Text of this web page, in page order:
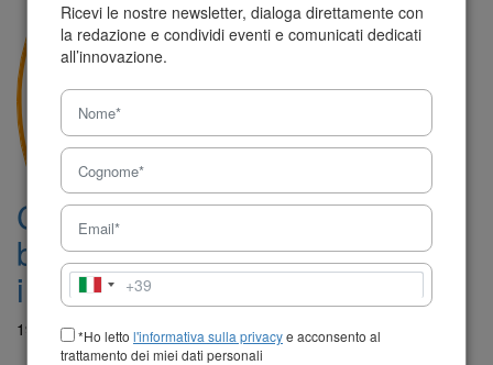
CrossConnect, nel secondo
batch 8 startup accelerano le
infrastrutture del futuro
19 Febbraio 2026 - 10:55
Ricevi le nostre newsletter, dialoga direttamente con
la redazione e condividi eventi e comunicati dedicati
all’innovazione.
Italia
+39
+39
*Ho letto l'informativa sulla privacye acconsento al
trattamento dei miei dati personali